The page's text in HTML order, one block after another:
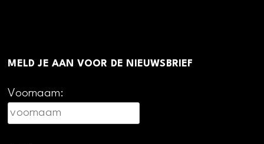
MELD JE AAN VOOR DE NIEUWSBRIEF
Voornaam: